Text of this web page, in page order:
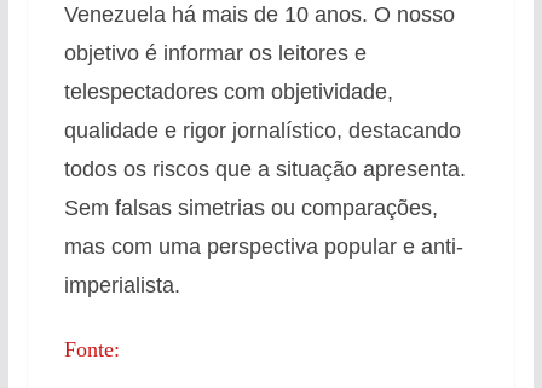
Venezuela há mais de 10 anos. O nosso
objetivo é informar os leitores e
telespectadores com objetividade,
qualidade e rigor jornalístico, destacando
todos os riscos que a situação apresenta.
Sem falsas simetrias ou comparações,
mas com uma perspectiva popular e anti-
imperialista.
Fonte: